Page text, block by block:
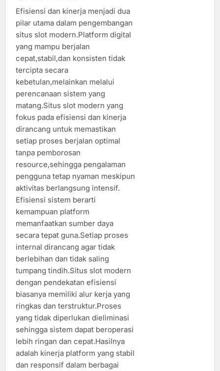
Efisiensi dan kinerja menjadi dua
pilar utama dalam pengembangan
situs slot modern.Platform digital
yang mampu berjalan
cepat,stabil,dan konsisten tidak
tercipta secara
kebetulan,melainkan melalui
perencanaan sistem yang
matang.Situs slot modern yang
fokus pada efisiensi dan kinerja
dirancang untuk memastikan
setiap proses berjalan optimal
tanpa pemborosan
resource,sehingga pengalaman
pengguna tetap nyaman meskipun
aktivitas berlangsung intensif.
Efisiensi sistem berarti
kemampuan platform
memanfaatkan sumber daya
secara tepat guna.Setiap proses
internal dirancang agar tidak
berlebihan dan tidak saling
tumpang tindih.Situs slot modern
dengan pendekatan efisiensi
biasanya memiliki alur kerja yang
ringkas dan terstruktur.Proses
yang tidak diperlukan dieliminasi
sehingga sistem dapat beroperasi
lebih ringan dan cepat.Hasilnya
adalah kinerja platform yang stabil
dan responsif dalam berbagai